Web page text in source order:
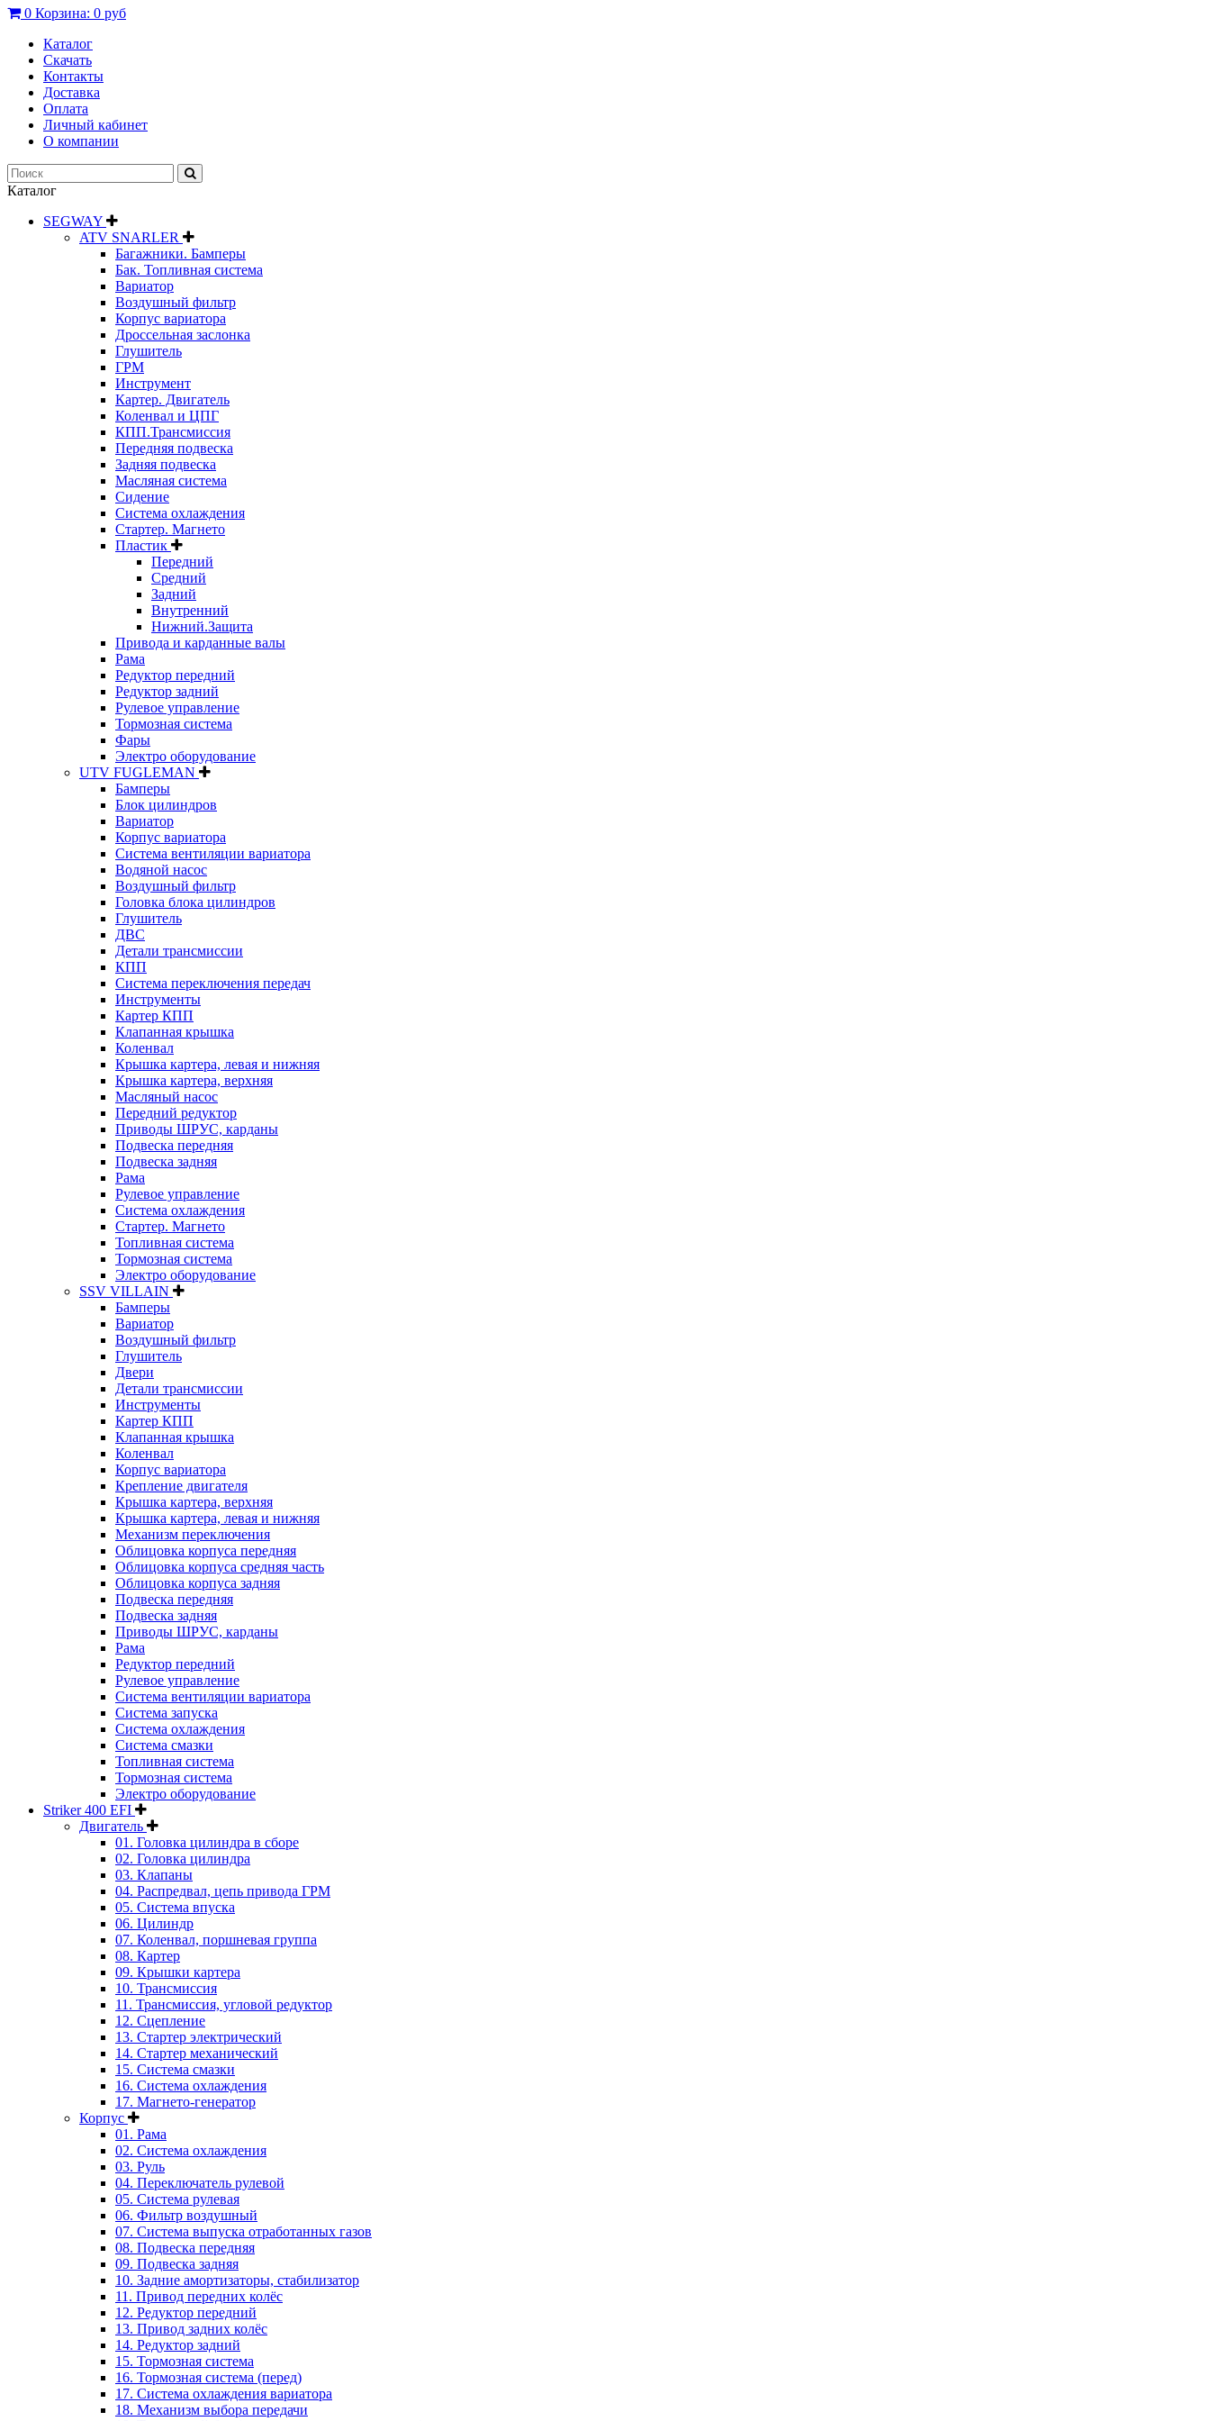
0 Корзина: 0 руб
Каталог
Скачать
Контакты
Доставка
Оплата
Личный кабинет
О компании
Каталог
SEGWAY
ATV SNARLER
Багажники. Бамперы
Бак. Топливная система
Вариатор
Воздушный фильтр
Корпус вариатора
Дроссельная заслонка
Глушитель
ГРМ
Инструмент
Картер. Двигатель
Коленвал и ЦПГ
КПП.Трансмиссия
Передняя подвеска
Задняя подвеска
Масляная система
Сидение
Система охлаждения
Стартер. Магнето
Пластик
Передний
Средний
Задний
Внутренний
Нижний.Защита
Привода и карданные валы
Рама
Редуктор передний
Редуктор задний
Рулевое управление
Тормозная система
Фары
Электро оборудование
UTV FUGLEMAN
Бамперы
Блок цилиндров
Вариатор
Корпус вариатора
Система вентиляции вариатора
Водяной насос
Воздушный фильтр
Головка блока цилиндров
Глушитель
ДВС
Детали трансмиссии
КПП
Система переключения передач
Инструменты
Картер КПП
Клапанная крышка
Коленвал
Крышка картера, левая и нижняя
Крышка картера, верхняя
Масляный насос
Передний редуктор
Приводы ШРУС, карданы
Подвеска передняя
Подвеска задняя
Рама
Рулевое управление
Система охлаждения
Стартер. Магнето
Топливная система
Тормозная система
Электро оборудование
SSV VILLAIN
Бамперы
Вариатор
Воздушный фильтр
Глушитель
Двери
Детали трансмиссии
Инструменты
Картер КПП
Клапанная крышка
Коленвал
Корпус вариатора
Крепление двигателя
Крышка картера, верхняя
Крышка картера, левая и нижняя
Механизм переключения
Облицовка корпуса передняя
Облицовка корпуса средняя часть
Облицовка корпуса задняя
Подвеска передняя
Подвеска задняя
Приводы ШРУС, карданы
Рама
Редуктор передний
Рулевое управление
Система вентиляции вариатора
Система запуска
Система охлаждения
Система смазки
Топливная система
Тормозная система
Электро оборудование
Striker 400 EFI
Двигатель
01. Головка цилиндра в сборе
02. Головка цилиндра
03. Клапаны
04. Распредвал, цепь привода ГРМ
05. Система впуска
06. Цилиндр
07. Коленвал, поршневая группа
08. Картер
09. Крышки картера
10. Трансмиссия
11. Трансмиссия, угловой редуктор
12. Сцепление
13. Стартер электрический
14. Стартер механический
15. Система смазки
16. Система охлаждения
17. Магнето-генератор
Корпус
01. Рама
02. Система охлаждения
03. Руль
04. Переключатель рулевой
05. Система рулевая
06. Фильтр воздушный
07. Система выпуска отработанных газов
08. Подвеска передняя
09. Подвеска задняя
10. Задние амортизаторы, стабилизатор
11. Привод передних колёс
12. Редуктор передний
13. Привод задних колёс
14. Редуктор задний
15. Тормозная система
16. Тормозная система (перед)
17. Система охлаждения вариатора
18. Механизм выбора передачи